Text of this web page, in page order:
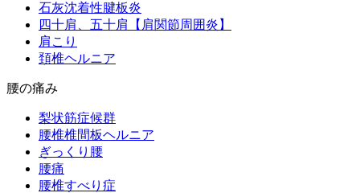
石灰沈着性腱板炎
四十肩、五十肩【肩関節周囲炎】
肩こり
頚椎ヘルニア
腰の痛み
梨状筋症候群
腰椎椎間板ヘルニア
ぎっくり腰
腰痛
腰椎すべり症